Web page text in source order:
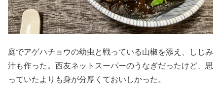
庭でアゲハチョウの幼虫と戦っている山椒を添え、しじみ
汁も作った。西友ネットスーパーのうなぎだったけど、思
っていたよりも身が分厚くておいしかった。